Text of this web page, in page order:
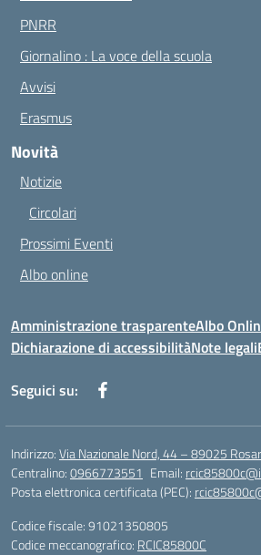
PNRR
Giornalino : La voce della scuola
Avvisi
Erasmus
Novità
Notizie
Circolari
Prossimi Eventi
Albo online
Amministrazione trasparenteAlbo
Dichiarazione di accessibilitàNote legali
Seguici su:
Indirizzo:Via Nazionale Nord, 44 – 89025
Centralino:0966773551 Email:
Posta elettronica certificata (PEC):
Codice fiscale: 91021350805
Codice meccanografico: RCIC85800C